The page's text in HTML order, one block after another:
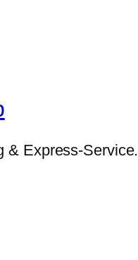
& Express-Service.